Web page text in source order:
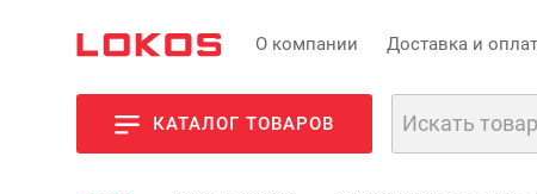
О компании Доставка и
КАТАЛОГ ТОВАРОВ